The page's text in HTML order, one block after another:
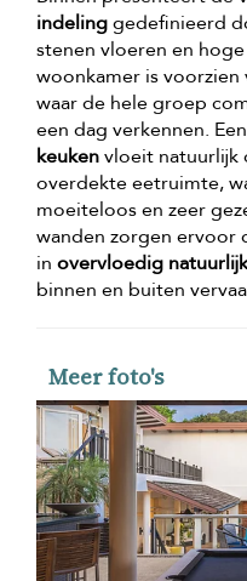
indelinggedefinieerd
stenen vloeren en
woonkamer is voorzien
waar de hele groep
een dag verkennen. Een
keukenvloeit natuurlijk
overdekte eetruimte,
moeiteloos en zeer
wanden zorgen ervoor
in overvloedig
binnen en buiten
Meer foto's